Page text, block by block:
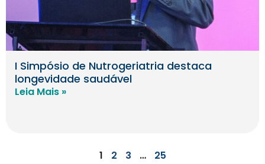
I Simpósio de Nutrogeriatria destaca
longevidade saudável
Leia Mais »
1 2 3 … 25